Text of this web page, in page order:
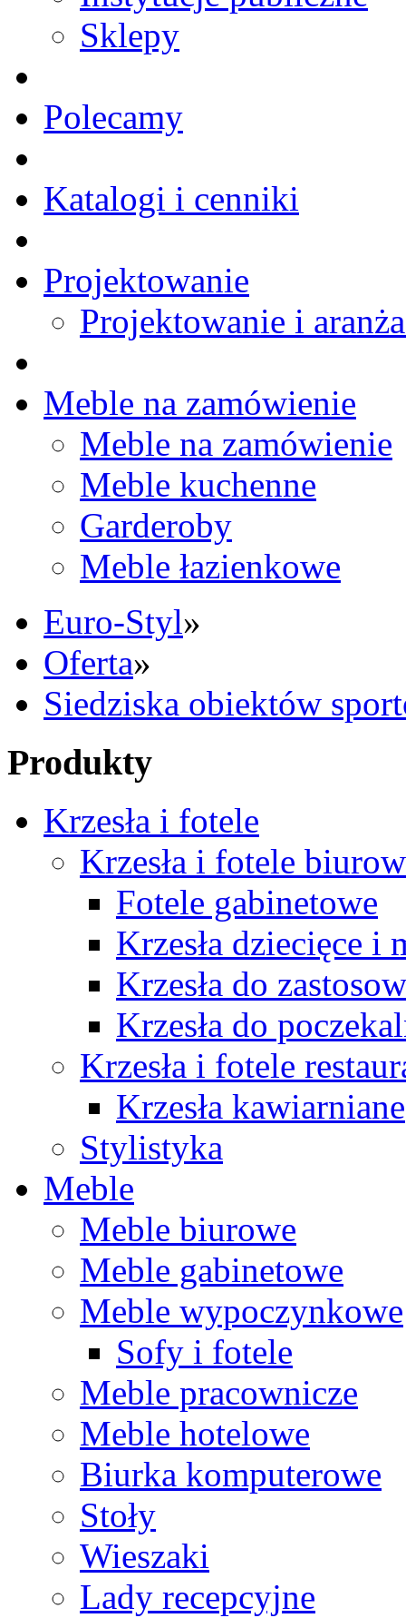
Sklepy
Polecamy
Katalogi i cenniki
Projektowanie
Projektowanie i
Meble na zamówienie
Meble na zamówienie
Meble kuchenne
Garderoby
Meble łazienkowe
Euro-Styl»
Oferta»
Siedziska obiektów
Produkty
Krzesła i fotele
Krzesła i fotele
Fotele gabinetowe
Krzesła dziecięce i
Krzesła do
Krzesła do
Krzesła i fotele
Krzesła kawiarniane
Stylistyka
Meble
Meble biurowe
Meble gabinetowe
Meble wypoczynkowe
Sofy i fotele
Meble pracownicze
Meble hotelowe
Biurka komputerowe
Stoły
Wieszaki
Lady recepcyjne